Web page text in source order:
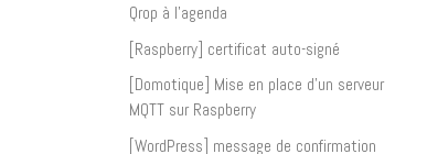
Qrop à l’agenda
[Raspberry] certificat auto-signé
[Domotique] Mise en place d’un serveur
MQTT sur Raspberry
[WordPress] message de confirmation